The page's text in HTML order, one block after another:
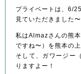
プライベートは、6/
見ていただきました〜
私はAlmazさんの熊
ですね〜）を熊本の
そして、ガワージー
りますよー！